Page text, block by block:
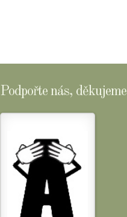
Podpořte nás, děkujeme